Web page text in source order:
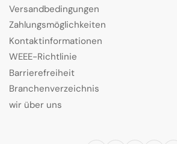
Versandbedingungen
Zahlungsmöglichkeiten
Kontaktinformationen
WEEE-Richtlinie
Barrierefreiheit
Branchenverzeichnis
wir über uns